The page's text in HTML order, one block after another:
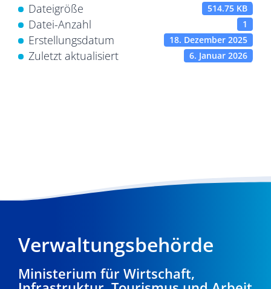
Dateigröße 514.75 KB
Datei-Anzahl 1
Erstellungsdatum 18. Dezember 2025
Zuletzt aktualisiert 6. Januar 2026
Verwaltungsbehörde
Ministerium für Wirtschaft,